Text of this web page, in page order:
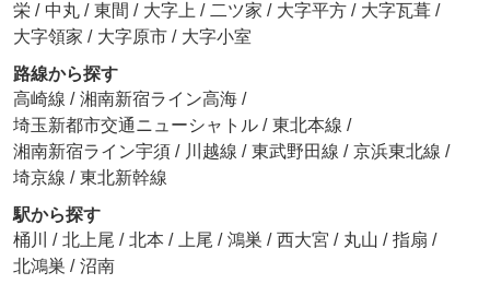
栄 / 中丸 / 東間 / 大字上 / 二ツ家 / 大字平方 / 大字瓦葺 /
大字領家 / 大字原市 / 大字小室
路線から探す
高崎線 / 湘南新宿ライン高海 /
埼玉新都市交通ニューシャトル / 東北本線 /
湘南新宿ライン宇須 / 川越線 / 東武野田線 / 京浜東北線 /
埼京線 / 東北新幹線
駅から探す
桶川
/ 北上尾 / 北本 / 上尾 / 鴻巣 / 西大宮 / 丸山 / 指扇 /
北鴻巣 / 沼南